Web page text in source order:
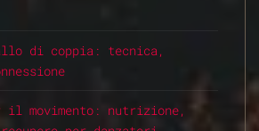
di coppia: tecnica,
il movimento: nutrizione,